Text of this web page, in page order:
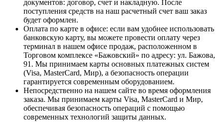
документов: договор, счет и накладную. После
поступления средств на наш расчетный счет ваш заказ
будет оформлен.
Оплата по карте в офисе: если вам удобнее использовать
банковскую карту, вы можете провести оплату через
терминал в нашем офисе продаж, расположенном в
Торговом комплексе «Бажовский» по адресу: ул. Бажова,
91. Мы принимаем карты основных платежных систем
(Visa, MasterCard, Мир), а безопасность операции
гарантируется современным оборудованием.
Непосредственно на нашем сайте во время оформления
заказа. Мы принимаем карты Visa, MasterCard и Мир,
обеспечивая безопасность операций с помощью
современных технологий защиты данных.